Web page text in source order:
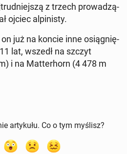
z trzech pro­wa­dzą­
ojciec al­pi­ni­sty.
już na koncie inne osią­gnię­
lat, wszedł na szczyt
i na Mat­ter­horn (4 478 m
artykułu. Co o tym myślisz?